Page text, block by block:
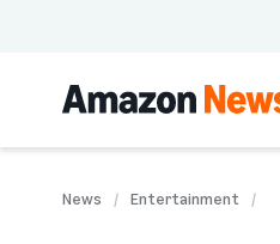
News Entertainment